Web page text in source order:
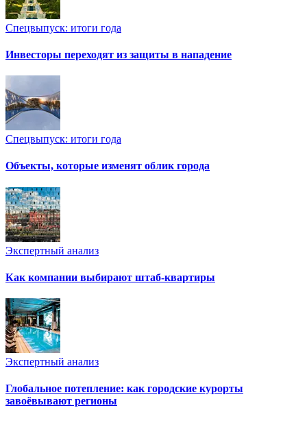
Спецвыпуск: итоги года
Инвесторы переходят из защиты в нападение
Спецвыпуск: итоги года
Объекты, которые изменят облик города
Экспертный анализ
Как компании выбирают штаб-квартиры
Экспертный анализ
Глобальное потепление: как городские курорты
завоёвывают регионы